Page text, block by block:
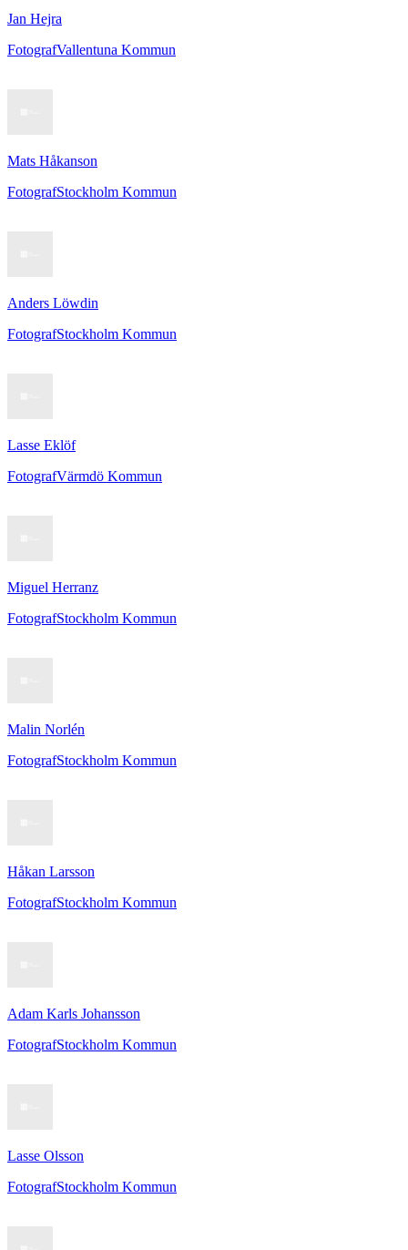
Jan Hejra
FotografVallentuna Kommun
Mats Håkanson
FotografStockholm Kommun
Anders Löwdin
FotografStockholm Kommun
Lasse Eklöf
FotografVärmdö Kommun
Miguel Herranz
FotografStockholm Kommun
Malin Norlén
FotografStockholm Kommun
Håkan Larsson
FotografStockholm Kommun
Adam Karls Johansson
FotografStockholm Kommun
Lasse Olsson
FotografStockholm Kommun